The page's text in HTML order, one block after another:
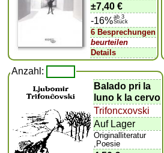
±7,40 €
-16%ab 3
Stück
6 Besprechungen
beurteilen
Details
Anzahl:
Balado pri la
luno k la cervo
Trifoncxovski
Auf Lager
Originalliteratur
,Poesie